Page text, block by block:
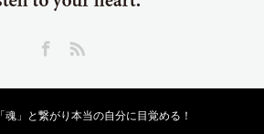
「魂」と繋がり本当の自分に目覚める！